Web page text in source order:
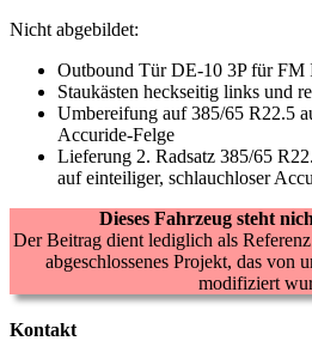
Nicht abgebildet:
Outbound Tür DE-10 3P für FM
Staukästen heckseitig links und
Umbereifung auf 385/65 R22.5
Accuride-Felge
Lieferung 2. Radsatz 385/65
auf einteiliger, schlauchloser
Dieses Fahrzeug steht
Der Beitrag dient lediglich als
abgeschlossenes Projekt, das von
modifiziert
Kontakt